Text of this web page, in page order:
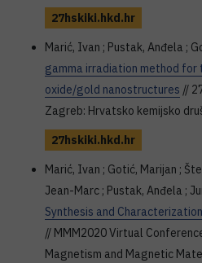
27hskiki.hkd.hr
Marić, Ivan ; Pustak, Anđela ;
gamma irradiation method for
oxide/gold nanostructures //
Zagreb: Hrvatsko kemijsko
27hskiki.hkd.hr
Marić, Ivan ; Gotić, Marijan ;
Jean-Marc ; Pustak, Anđela ;
Synthesis and
// MMM2020 Virtual
Magnetism and Magnetic